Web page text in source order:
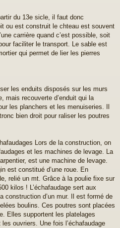
du 13e sicle, il faut donc
ou est construit le chteau est souvent
carrière quand c’est possible, soit
faciliter le transport. Le sable est
qui permet de lier les pierres
les enduits disposés sur les murs
mais recouverte d’enduit qui la
les planchers et les menuiseries. Il
bien droit pour raliser les poutres
Lors de la construction, on
et les machines de levage. La
est une machine de levage.
est constitué d’une roue. En
relié un mt. Grâce à la poulie fixe sur
kilos ! L’échafaudage sert aux
construction d’un mur. Il est formé de
boulins. Ces poutres sont placées
Elles supportent les platelages
ouvriers. Une fois l’échafaudage